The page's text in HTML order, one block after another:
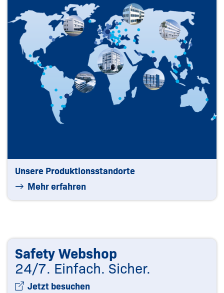
Unsere Produktions­­standorte
Mehr erfahren
Safety Webshop
24/7. Einfach. Sicher.
Jetzt besuchen